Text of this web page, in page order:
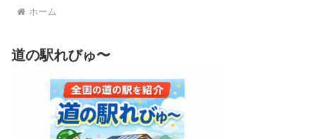
ホーム
道の駅れびゅ〜